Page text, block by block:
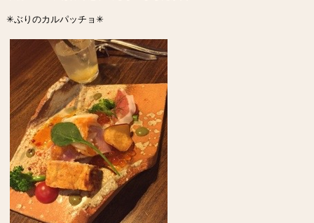
✳︎ぶりのカルパッチョ✳︎